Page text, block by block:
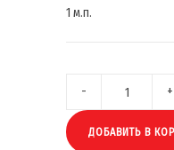
1 м.п.
ДОБАВИТЬ В